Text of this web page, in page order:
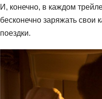
И, конечно, в каждом
бесконечно заряжать
поездки.